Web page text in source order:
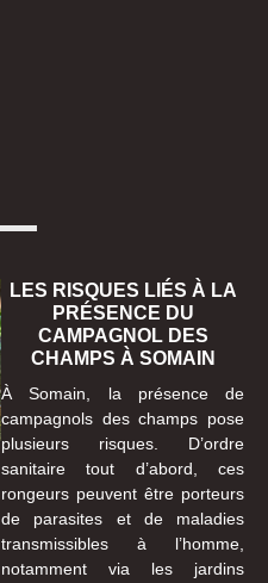
LES RISQUES LIÉS À LA
PRÉSENCE DU
CAMPAGNOL DES
CHAMPS À SOMAIN
À Somain, la présence de
campagnols des champs pose
plusieurs risques. D’ordre
sanitaire tout d’abord, ces
rongeurs peuvent être porteurs
de parasites et de maladies
transmissibles à l’homme,
notamment via les jardins